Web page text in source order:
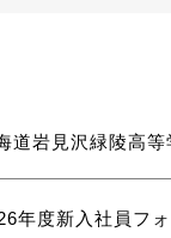
道岩見沢緑陵高
年度新入社員フ